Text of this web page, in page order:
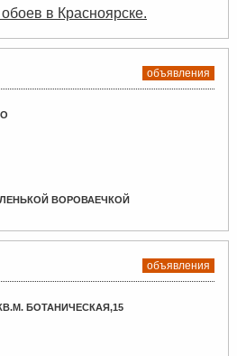
в Красноярске.
объявления
ВОРОВАЕЧКОЙ
объявления
БОТАНИЧЕСКАЯ,15